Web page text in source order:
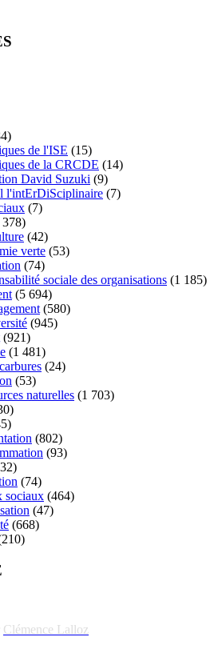
de l'ISE (15)
de la CRCDE (14)
David Suzuki (9)
l'intErDiSciplinaire (7)
(7)
378)
(42)
verte (53)
(74)
sociale des organisations (1 185)
(5 694)
(580)
(945)
(921)
(1 481)
(24)
(53)
naturelles (1 703)
(802)
(93)
(74)
sociaux (464)
(47)
(668)
Clémence Lalloz